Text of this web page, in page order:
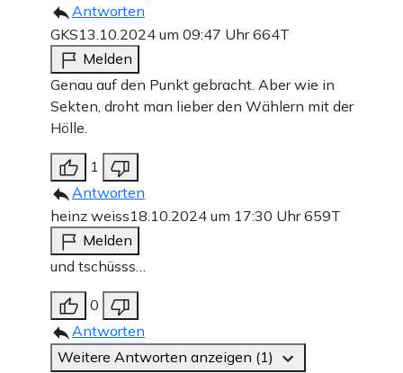
Antworten
GKS13.10.2024 um 09:47 Uhr664T
Melden
Genau auf den Punkt gebracht. Aber wie in
Sekten, droht man lieber den Wählern mit der
Hölle.
1
Antworten
heinz weiss18.10.2024 um 17:30 Uhr659T
Melden
und tschüsss…
0
Antworten
Weitere Antworten anzeigen (1)